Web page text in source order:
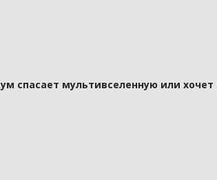
спасает мультивселенную или хочет